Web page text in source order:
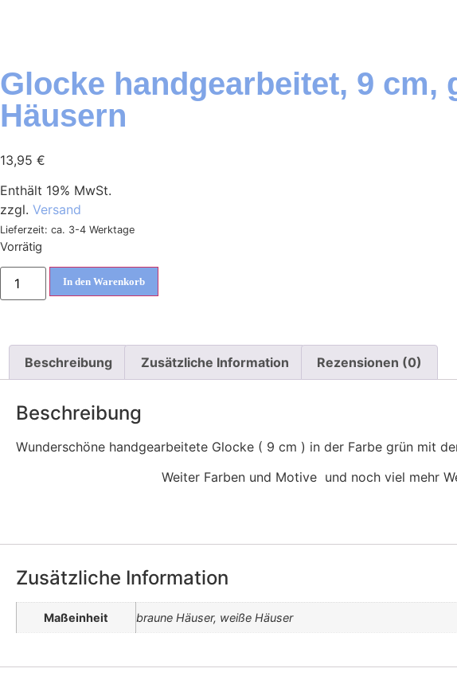
Glocke handgearbeitet, 9
Häusern
13,95 €
Enthält 19% MwSt.
zzgl. Versand
Lieferzeit: ca. 3-4 Werktage
Vorrätig
In den Warenkorb
Beschreibung Zusätzliche Information Rezensionen (0)
Beschreibung
Wunderschöne handgearbeitete Glocke ( 9 cm ) in der Farbe grün mit
Weiter Farben und Motive und noch viel mehr
Zusätzliche Information
Maßeinheit braune Häuser, weiße Häuser